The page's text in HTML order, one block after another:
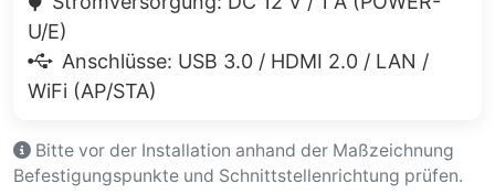
U/E)
Anschlüsse: USB 3.0 / HDMI 2.0 / LAN /
WiFi (AP/STA)
Bitte vor der Installation anhand der Maßzeichnung
Befestigungspunkte und Schnittstellenrichtung prüfen.